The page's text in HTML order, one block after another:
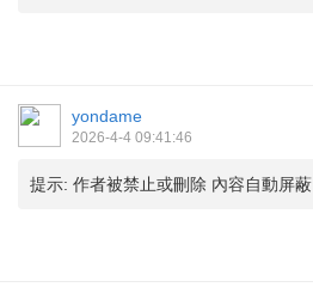
yondame
2026-4-4 09:41:46
提示: 作者被禁止或刪除 內容自動屏蔽